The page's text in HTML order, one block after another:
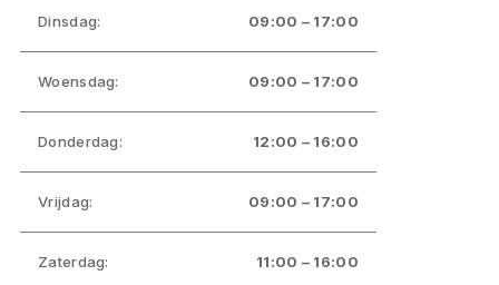
Dinsdag: 09:00 – 17:00
Woensdag: 09:00 – 17:00
Donderdag: 12:00 – 16:00
Vrijdag: 09:00 – 17:00
Zaterdag: 11:00 – 16:00